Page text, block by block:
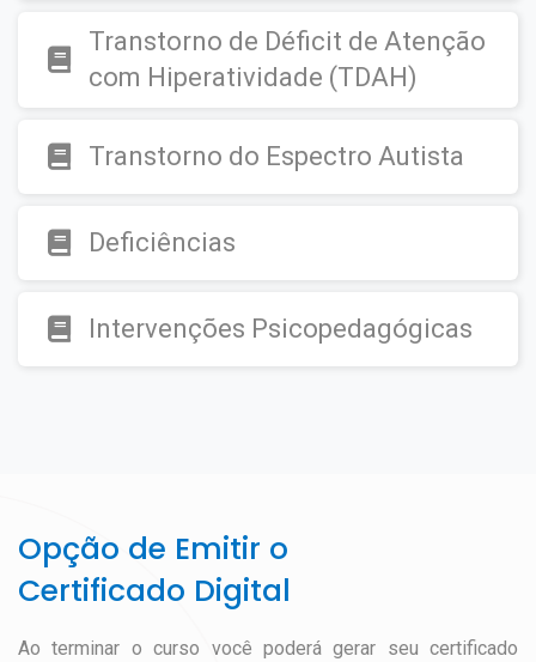
Transtorno de Déficit de Atenção
com Hiperatividade (TDAH)
Transtorno do Espectro Autista
Deficiências
Intervenções Psicopedagógicas
Opção de Emitir o
Certificado Digital
Ao terminar o curso você poderá gerar seu certificado